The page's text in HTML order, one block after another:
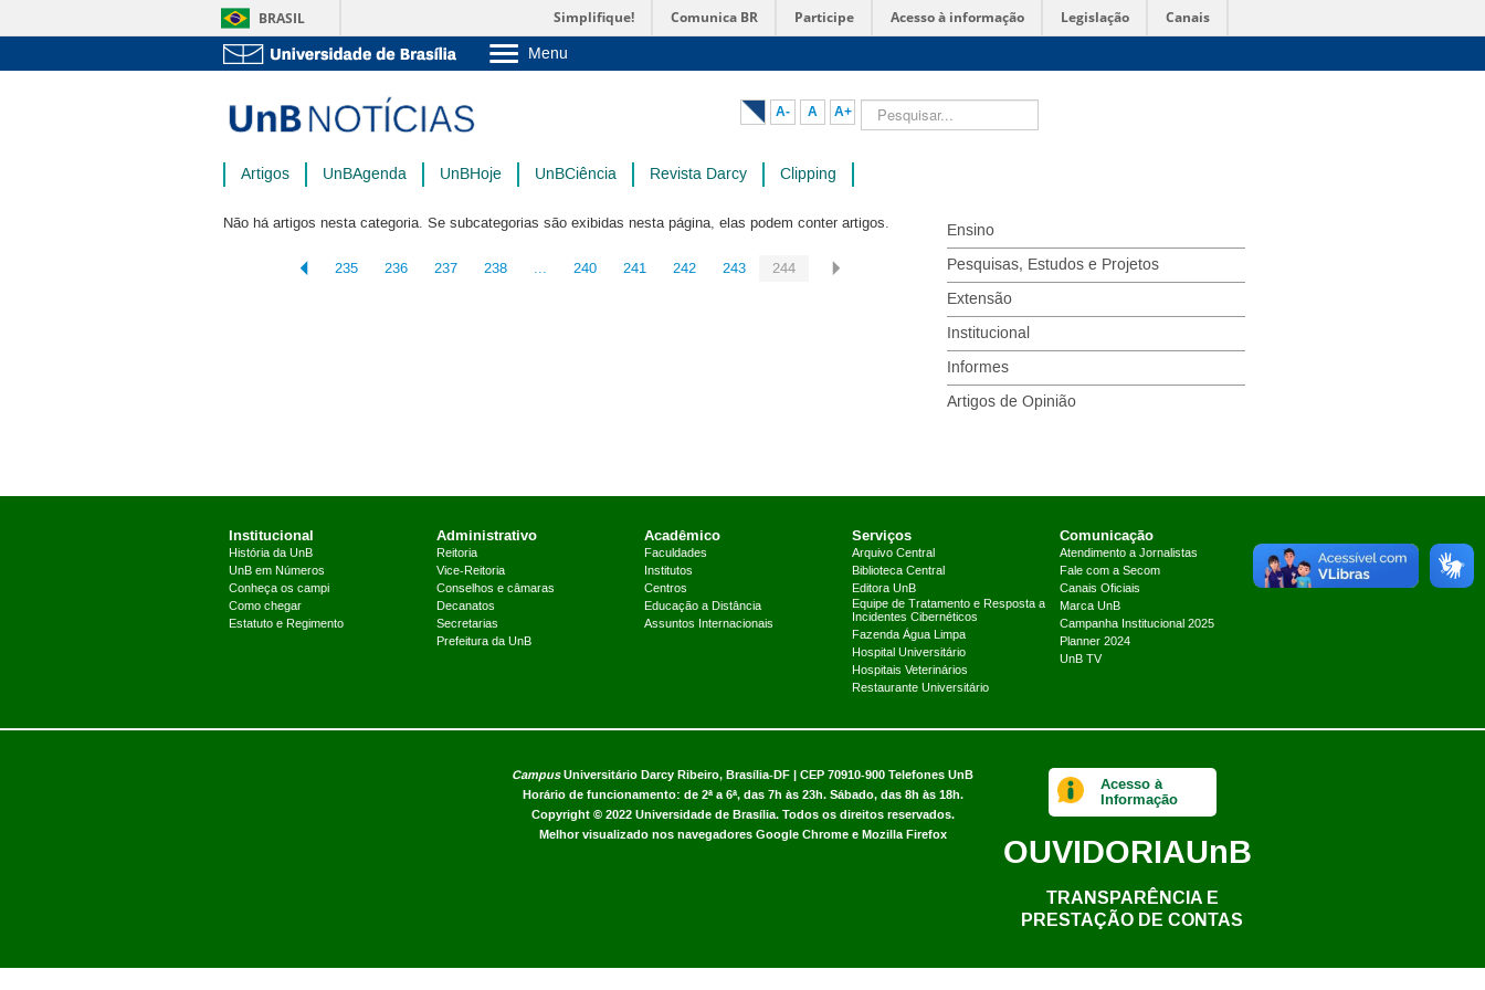
BRASIL Simplifique! Comunica BR Participe Acesso à informação Legislação Canais
Menu
Pós-Graduação
Administração
A- A A+ Pesquisar...
Artigos UnBAgenda UnBHoje UnBCiência Revista Darcy Clipping
Não há artigos nesta categoria. Se subcategorias são exibidas nesta página, elas podem conter artigos.
235 236 237 238 ... 240 241 242 243 244
Ensino
Pesquisas, Estudos e Projetos
Extensão
Institucional
Informes
Artigos de Opinião
Institucional
História da UnB
UnB em Números
Conheça os campi
Como chegar
Estatuto e Regimento
Administrativo
Reitoria
Vice-Reitoria
Conselhos e câmaras
Decanatos
Secretarias
Prefeitura da UnB
Acadêmico
Faculdades
Institutos
Centros
Educação a Distância
Assuntos Internacionais
Serviços
Arquivo Central
Biblioteca Central
Editora UnB
Equipe de Tratamento e Resposta a
Incidentes Cibernéticos
Fazenda Água Limpa
Hospital Universitário
Hospitais Veterinários
Restaurante Universitário
Comunicação
Atendimento a Jornalistas
Fale com a Secom
Canais Oficiais
Marca UnB
Campanha Institucional 2025
Planner 2024
UnB TV
CampusUniversitário Darcy Ribeiro, Brasília-DF | CEP 70910-900 Telefones UnB
Horário de funcionamento: de 2ª a 6ª, das 7h às 23h. Sábado, das 8h às 18h.
Copyright © 2022 Universidade de Brasília. Todos os direitos reservados.
Melhor visualizado nos navegadores Google Chrome e Mozilla Firefox
Acesso à
Informação
OUVIDORIAUnB
TRANSPARÊNCIA E
PRESTAÇÃO DE CONTAS